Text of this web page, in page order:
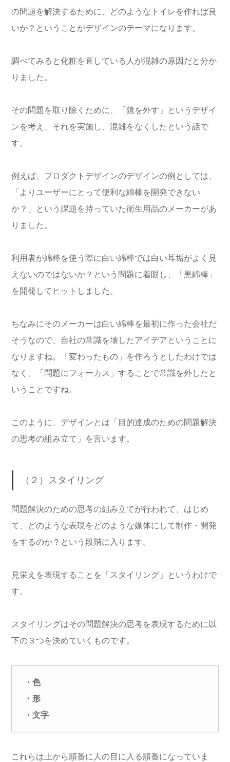
の問題を解決するために、どのようなトイレを作れば良
いか？ということがデザインのテーマになります。
調べてみると化粧を直している人が混雑の原因だと分か
りました。
その問題を取り除くために、「鏡を外す」というデザイ
ンを考え、それを実施し、混雑をなくしたという話で
す。
例えば、プロダクトデザインのデザインの例としては、
「よりユーザーにとって便利な綿棒を開発できない
か？」という課題を持っていた衛生用品のメーカーがあ
りました。
利用者が綿棒を使う際に白い綿棒では白い耳垢がよく見
えないのではないか？という問題に着眼し、「黒綿棒」
を開発してヒットしました。
ちなみにそのメーカーは白い綿棒を最初に作った会社だ
そうなので、自社の常識を壊したアイデアということに
なりますね。「変わったもの」を作ろうとしたわけでは
なく、「問題にフォーカス」することで常識を外したと
いうことですね。
このように、デザインとは「目的達成のための問題解決
の思考の組み立て」を言います。
（２）スタイリング
問題解決のための思考の組み立てが行われて、はじめ
て、どのような表現をどのような媒体にして制作・開発
をするのか？という段階に入ります。
見栄えを表現することを「スタイリング」というわけで
す。
スタイリングはその問題解決の思考を表現するために以
下の３つを決めていくものです。
・色
・形
・文字
これらは上から順番に人の目に入る順番になっていま